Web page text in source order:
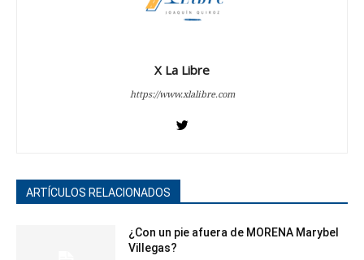
X La Libre
https://www.xlalibre.com
ARTÍCULOS RELACIONADOS
¿Con un pie afuera de MORENA Marybel
Villegas?